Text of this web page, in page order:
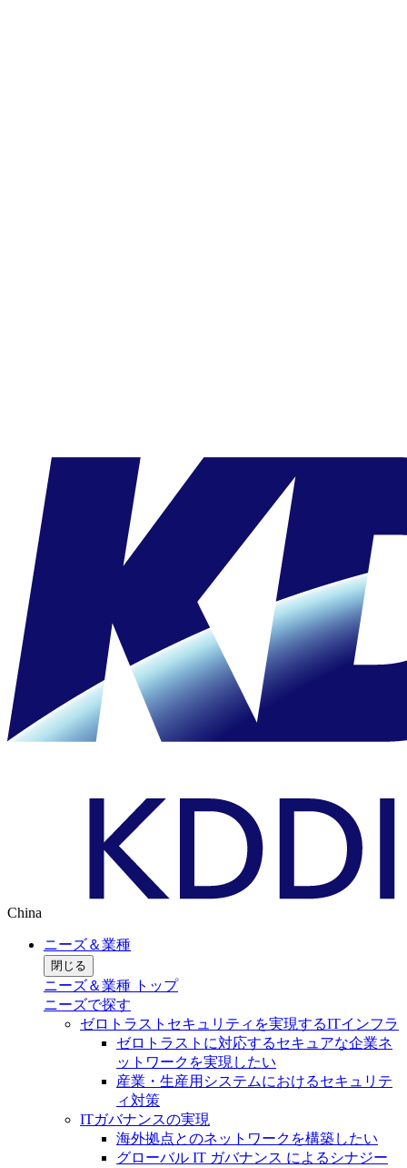
China
ニーズ＆業種
閉じる
ニーズ＆業種 トップ
ニーズで探す
ゼロトラストセキュリティを実現するITインフラ
ゼロトラストに対応するセキュアな企業ネ
ットワークを実現したい
産業・生産用システムにおけるセキュリテ
ィ対策
ITガバナンスの実現
海外拠点とのネットワークを構築したい
グローバル IT ガバナンス によるシナジー